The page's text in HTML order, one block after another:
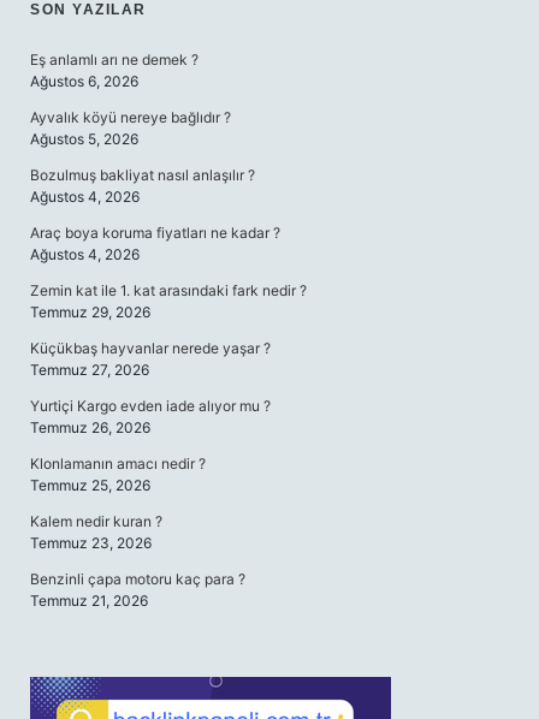
SIDEBAR
SON YAZILAR
Eş anlamlı arı ne demek ?
Ağustos 6, 2026
Ayvalık köyü nereye bağlıdır ?
Ağustos 5, 2026
Bozulmuş bakliyat nasıl anlaşılır ?
Ağustos 4, 2026
Araç boya koruma fiyatları ne kadar ?
Ağustos 4, 2026
Zemin kat ile 1. kat arasındaki fark nedir ?
Temmuz 29, 2026
Küçükbaş hayvanlar nerede yaşar ?
Temmuz 27, 2026
Yurtiçi Kargo evden iade alıyor mu ?
Temmuz 26, 2026
Klonlamanın amacı nedir ?
Temmuz 25, 2026
Kalem nedir kuran ?
Temmuz 23, 2026
Benzinli çapa motoru kaç para ?
Temmuz 21, 2026